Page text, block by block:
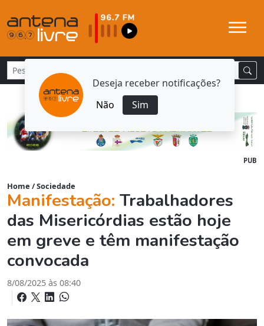
Deseja receber notificações?
Não
Sim
PUB
Home /Sociedade
Manifestação: Trabalhadores
das Misericórdias estão hoje
em greve e têm manifestação
convocada
8/08/2025 às 08:40